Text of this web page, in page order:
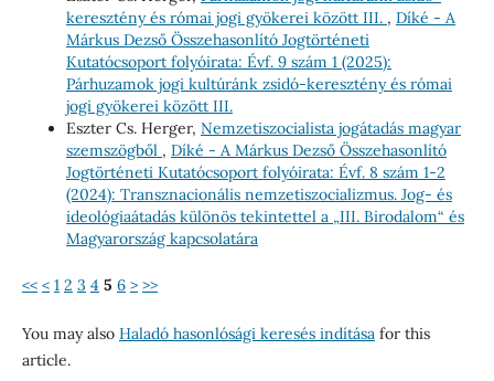
keresztény és római jogi gyökerei között III. , Díké - A
Márkus Dezső Összehasonlító Jogtörténeti
Kutatócsoport folyóirata: Évf. 9 szám 1 (2025):
Párhuzamok jogi kultúránk zsidó-keresztény és római
jogi gyökerei között III.
Eszter Cs. Herger, Nemzetiszocialista jogátadás magyar
szemszögből , Díké - A Márkus Dezső Összehasonlító
Jogtörténeti Kutatócsoport folyóirata: Évf. 8 szám 1-2
(2024): Transznacionális nemzetiszocializmus. Jog- és
ideológiaátadás különös tekintettel a „III. Birodalom“ és
Magyarország kapcsolatára
<< < 1 2 3 4 5 6 > >>
You may also Haladó hasonlósági keresés indításafor this
article.